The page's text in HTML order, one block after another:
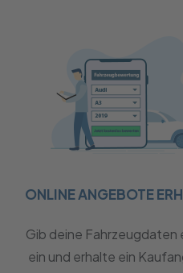
ONLINE ANGEBOTE
Gib deine Fahrzeugdaten
ein und erhalte ein